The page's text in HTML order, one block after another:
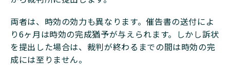
両者は、時効の効力も異なります。催告書の送付によ
り6ヶ月は時効の完成猶予が与えられます。しかし訴状
を提出した場合は、裁判が終わるまでの間は時効の完
成には至りません。